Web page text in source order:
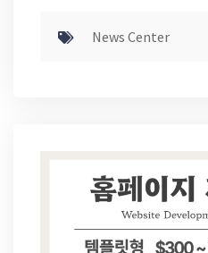
News Center